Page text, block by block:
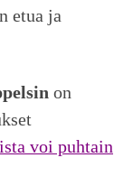
etua ja
on
voi puhtain